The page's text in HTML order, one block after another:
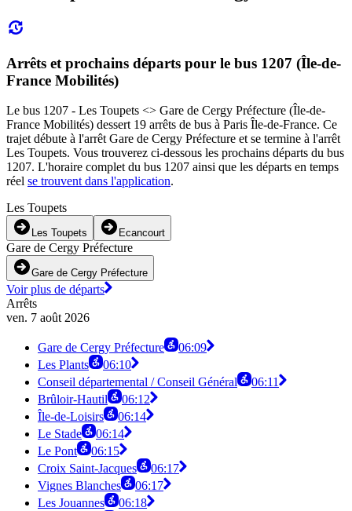
Arrêts et prochains départs pour le bus 1207 (Île-de-
France Mobilités)
Le bus 1207 - Les Toupets <> Gare de Cergy Préfecture (Île-de-
France Mobilités) dessert 19 arrêts de bus à Paris Île-de-France. Ce
trajet débute à l'arrêt Gare de Cergy Préfecture et se termine à l'arrêt
Les Toupets. Vous trouverez ci-dessous les prochains départs du bus
1207. L'horaire complet du bus 1207 ainsi que les départs en temps
réel se trouvent dans l'application.
Les Toupets
Les Toupets Ecancourt
Gare de Cergy Préfecture
Gare de Cergy Préfecture
Voir plus de départs
Arrêts
ven. 7 août 2026
Gare de Cergy Préfecture
06:09
Les Plants
06:10
Conseil départemental / Conseil Général
06:11
Brûloir-Hautil
06:12
Île-de-Loisirs
06:14
Le Stade
06:14
Le Pont
06:15
Croix Saint-Jacques
06:17
Vignes Blanches
06:17
Les Jouannes
06:18